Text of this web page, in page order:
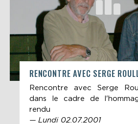
RENCONTRE AVEC SERGE
Rencontre avec Serge
dans le cadre de
rendu
— Lundi 02.07.2001